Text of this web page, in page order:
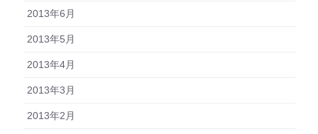
2013年6月
2013年5月
2013年4月
2013年3月
2013年2月